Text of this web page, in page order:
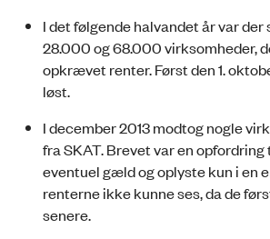
I det følgende halvandet år var
28.000 og 68.000 virksomheder,
opkrævet renter. Først den 1.
løst.
I december 2013 modtog nogle
fra SKAT. Brevet var en
eventuel gæld og oplyste kun i en
renterne ikke kunne ses, da de
senere.